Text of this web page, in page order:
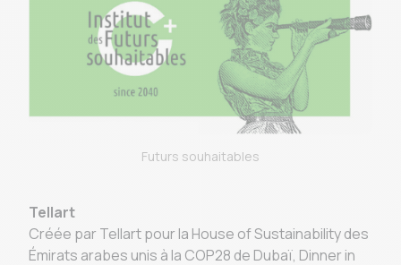
Futurs souhaitables
Tellart
Créée par Tellart pour la House of Sustainability des
Émirats arabes unis à la COP28 de Dubaï, Dinner in